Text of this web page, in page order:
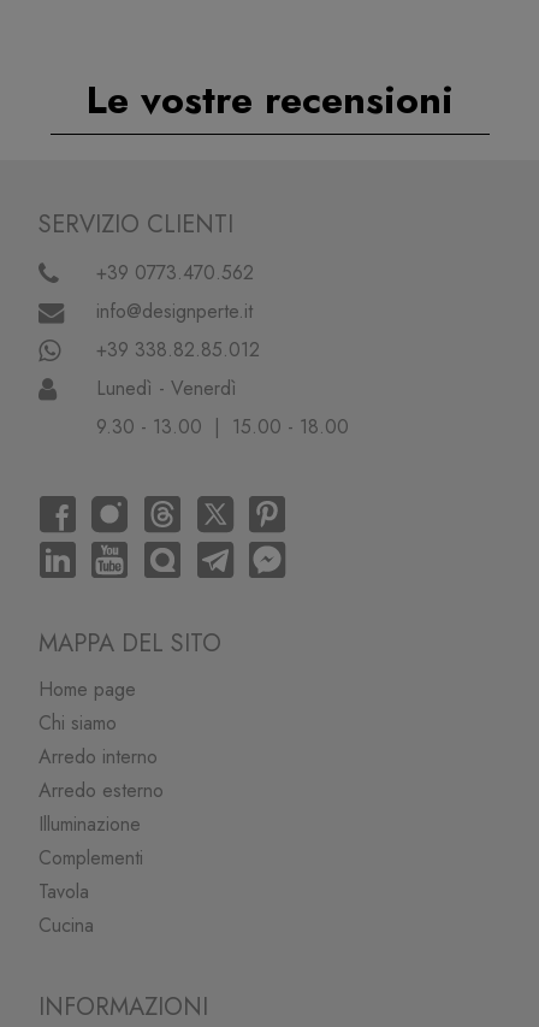
Le vostre recensioni
SERVIZIO CLIENTI
+39 0773.470.562
info@designperte.it
+39 338.82.85.012
Lunedì - Venerdì
9.30 - 13.00 | 15.00 - 18.00
MAPPA DEL SITO
Home page
Chi siamo
Arredo interno
Arredo esterno
Illuminazione
Complementi
Tavola
Cucina
INFORMAZIONI